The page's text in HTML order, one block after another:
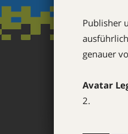
Publisher
genauer
Avatar
2.